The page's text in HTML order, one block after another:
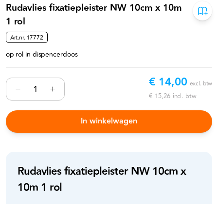
Rudavlies fixatiepleister NW 10cm x 10m
1 rol
Art.nr. 17772
op rol in dispencerdoos
€ 14,00 excl. btw
€ 15,26 incl. btw
In winkelwagen
Rudavlies fixatiepleister NW 10cm x
10m 1 rol